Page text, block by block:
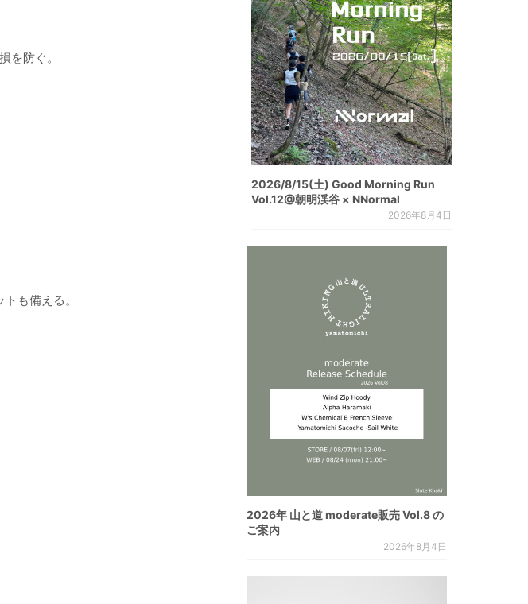
を防ぐ。
も備える。
2026/8/15(土) Good Morning Run
Vol.12@朝明渓谷 × NNormal
2026年8月4日
2026年 山と道 moderate販売 Vol.8 の
ご案内
2026年8月4日